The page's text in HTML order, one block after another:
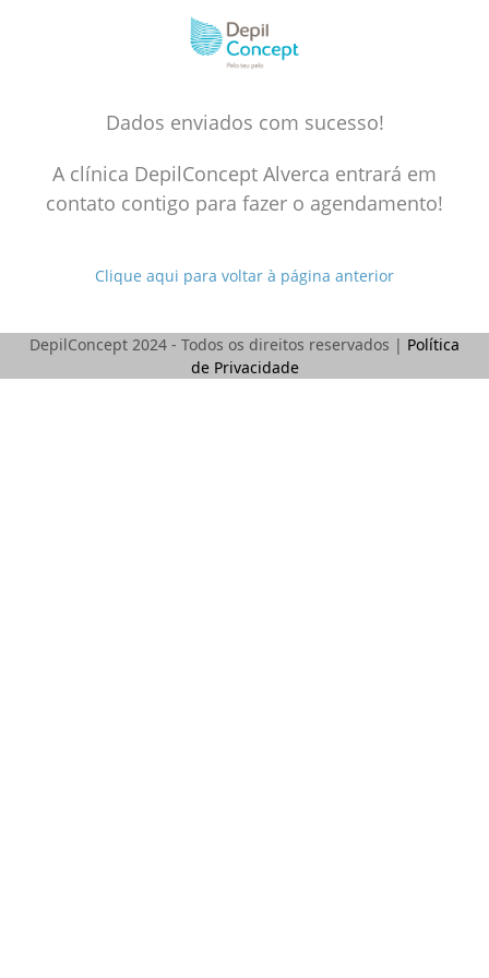
Dados enviados com sucesso!
A clínica DepilConcept Alverca entrará em
contato contigo para fazer o agendamento!
Clique aqui para voltar à página anterior
DepilConcept 2024 - Todos os direitos reservados | Política
de Privacidade